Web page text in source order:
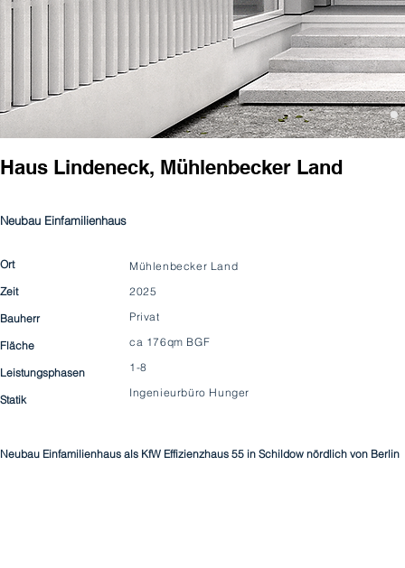
Haus Lindeneck, Mühlenbecker Land
Neubau Einfamilienhaus
Ort
Zeit
Bauherr
Fläche
Leistungsphasen
Statik
Neubau Einfamilienhaus als KfW Effizienzhaus 55 in Schildow nördlich von Berlin
Mühlenbecker Land
2025
Privat
ca 176qm BGF
1-8
Ingenieurbüro Hunger